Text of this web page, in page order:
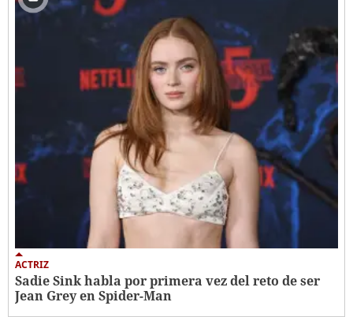
ACTRIZ
Sadie Sink habla por primera vez del reto de ser
Jean Grey en Spider-Man